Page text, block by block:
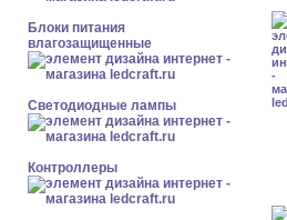
Блоки питания
влагозащищенные
Светодиодные лампы
Контроллеры